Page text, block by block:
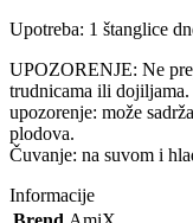
Upotreba: 1 štanglice
UPOZORENJE: Ne
trudnicama ili
upozorenje: može
plodova.
Čuvanje: na suvom i
Informacije